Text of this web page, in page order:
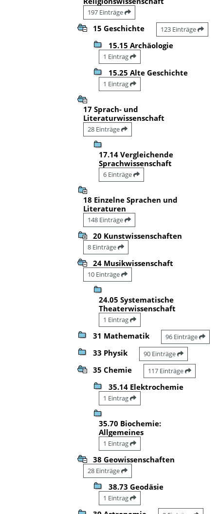
197 Einträge
15 Geschichte 123 Einträge
15.15 Archäologie
1 Eintrag
15.25 Alte Geschichte
1 Eintrag
17 Sprach- und
Literaturwissenschaft
28 Einträge
17.14 Vergleichende
Sprachwissenschaft
6 Einträge
18 Einzelne Sprachen und
Literaturen
148 Einträge
20 Kunstwissenschaften
8 Einträge
24 Musikwissenschaft
10 Einträge
24.05 Systematische
Theaterwissenschaft
1 Eintrag
31 Mathematik 96 Einträge
33 Physik 90 Einträge
35 Chemie 117 Einträge
35.14 Elektrochemie
1 Eintrag
35.70 Biochemie:
Allgemeines
1 Eintrag
38 Geowissenschaften
28 Einträge
38.73 Geodäsie
1 Eintrag